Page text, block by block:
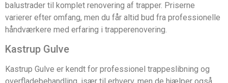
balustrader til komplet renovering af trapper. Priserne
varierer efter omfang, men du får altid bud fra professionelle
håndværkere med erfaring i trapperenovering.
Kastrup Gulve
Kastrup Gulve er kendt for professionel trappeslibning og